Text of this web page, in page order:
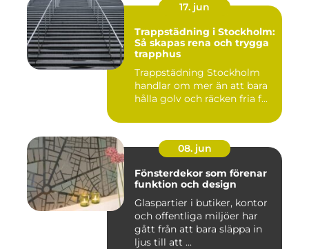
17. jun
Trappstädning i Stockholm:
Så skapas rena och trygga
trapphus
Trappstädning Stockholm
handlar om mer än att bara
hålla golv och räcken fria f...
08. jun
Fönsterdekor som förenar
funktion och design
Glaspartier i butiker, kontor
och offentliga miljöer har
gått från att bara släppa in
ljus till att ...